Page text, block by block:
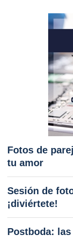
Fotos de
tu amor
Sesión de
¡diviértete!
Postboda: